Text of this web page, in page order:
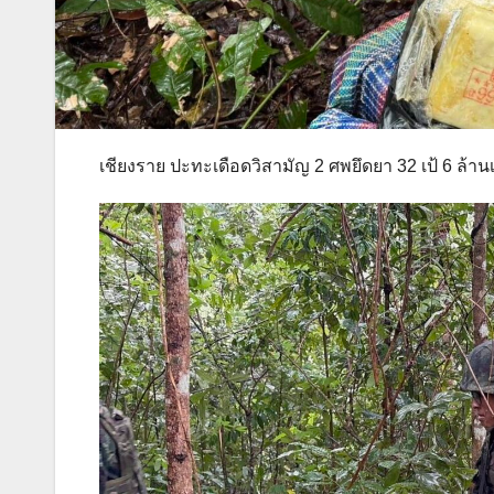
เชียงราย ปะทะเดือดวิสามัญ 2 ศพยึดยา 32 เป้ 6 ล้าน